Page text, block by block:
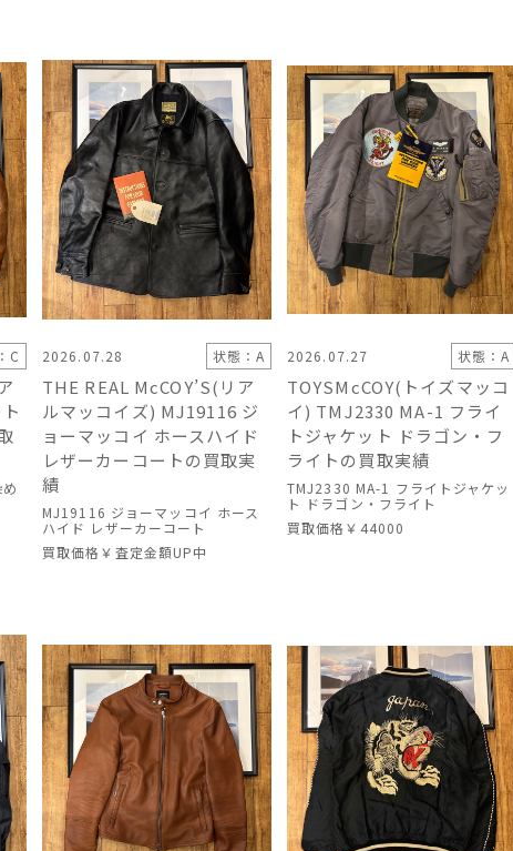
C 2026.07.28 状態：A
THE REAL McCOY’S(リア
ルマッコイズ) MJ19116 ジ
ョーマッコイ ホースハイド
レザーカーコートの買取実
績
MJ19116 ジョーマッコイ ホース
ハイド レザーカーコート
買取価格 ￥査定金額UP中
2026.07.27 状態：A
TOYSMcCOY(トイズマッコ
イ) TMJ2330 MA-1 フライ
トジャケット ドラゴン・フ
ライトの買取実績
TMJ2330 MA-1 フライトジャケッ
ト ドラゴン・フライト
買取価格 ￥44000